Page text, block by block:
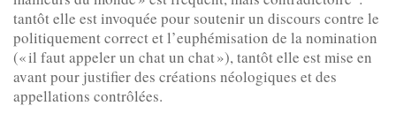
tantôt elle est invoquée pour soutenir un discours contre le
politiquement correct et l’euphémisation de la nomination
(« il faut appeler un chat un chat »), tantôt elle est mise en
avant pour justifier des créations néologiques et des
appellations contrôlées.